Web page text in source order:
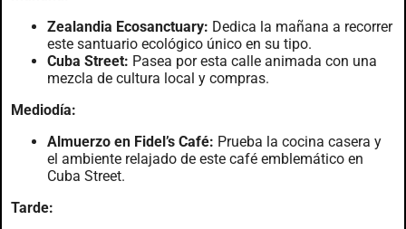
Zealandia Ecosanctuary: Dedica la mañana a recorrer
este santuario ecológico único en su tipo.
Cuba Street: Pasea por esta calle animada con una
mezcla de cultura local y compras.
Mediodía:
Almuerzo en Fidel’s Café: Prueba la cocina casera y
el ambiente relajado de este café emblemático en
Cuba Street.
Tarde: